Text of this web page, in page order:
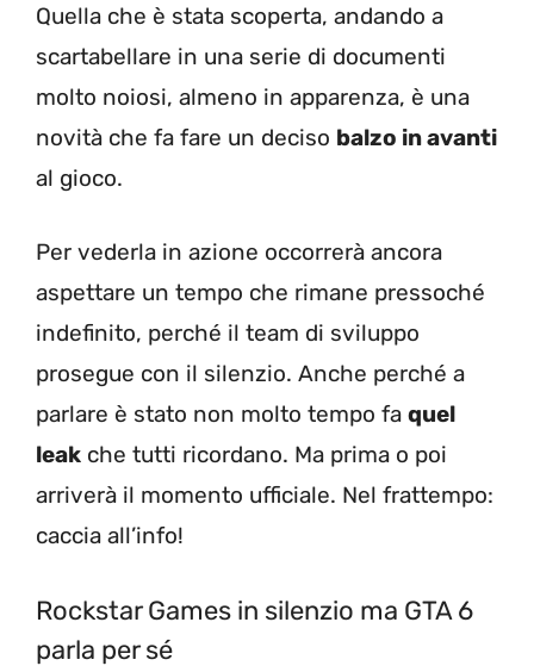
Quella che è stata scoperta, andando a
scartabellare in una serie di documenti
molto noiosi, almeno in apparenza, è una
novità che fa fare un deciso balzo in avanti
al gioco.
Per vederla in azione occorrerà ancora
aspettare un tempo che rimane pressoché
indefinito, perché il team di sviluppo
prosegue con il silenzio. Anche perché a
parlare è stato non molto tempo fa quel
leak che tutti ricordano. Ma prima o poi
arriverà il momento ufficiale. Nel frattempo:
caccia all’info!
Rockstar Games in silenzio ma GTA 6
parla per sé